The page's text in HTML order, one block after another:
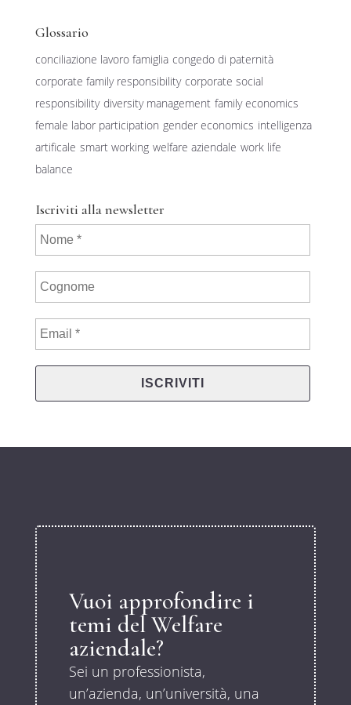
Glossario
conciliazione lavoro famiglia congedo di paternità
corporate family responsibility corporate social
responsibility diversity management family economics
female labor participation gender economics intelligenza
artificale smart working welfare aziendale work life
balance
Iscriviti alla newsletter
Vuoi approfondire i
temi del Welfare
aziendale?
Sei un professionista,
un’azienda, un’università, una